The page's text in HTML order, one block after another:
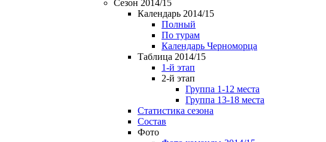
Сезон 2014/15
Календарь 2014/15
Полный
По турам
Календарь Черноморца
Таблица 2014/15
1-й этап
2-й этап
Группа 1-12 места
Группа 13-18 места
Статистика сезона
Состав
Фото